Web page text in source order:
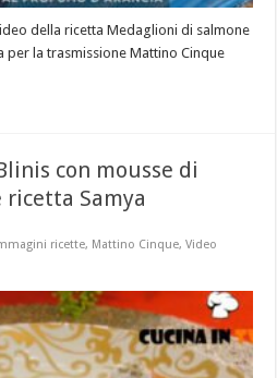
della ricetta Medaglioni di salmone
per la trasmissione Mattino Cinque
con mousse di
ricetta Samya
ricette, Mattino Cinque,Video